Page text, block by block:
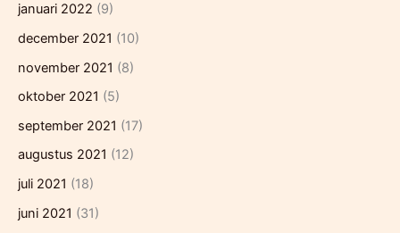
januari 2022 (9)
december 2021 (10)
november 2021 (8)
oktober 2021 (5)
september 2021 (17)
augustus 2021 (12)
juli 2021 (18)
juni 2021 (31)